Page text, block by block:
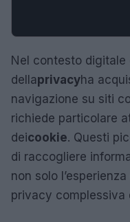
Nel contesto digitale
dellaprivacyha
navigazione su siti
richiede particolare
deicookie. Questi
di raccogliere
non solo
privacy complessiva